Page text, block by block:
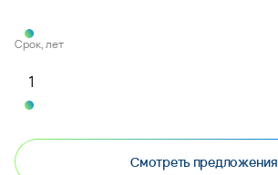
Срок, лет
Смотреть предложения